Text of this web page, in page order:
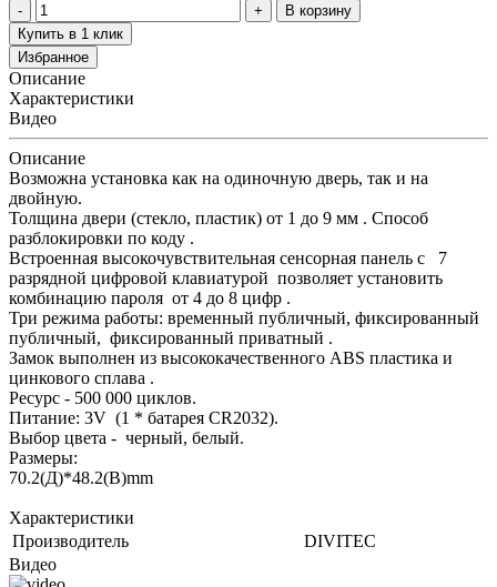
В корзину
Купить в 1 клик
Избранное
Описание
Характеристики
Видео
Описание
Возможна установка как на одиночную дверь, так и на
двойную.
Толщина двери (стекло, пластик) от 1 до 9 мм . Способ
разблокировки по коду .
Встроенная высокочувствительная сенсорная панель с 7
разрядной цифровой клавиатурой позволяет установить
комбинацию пароля от 4 до 8 цифр .
Три режима работы: временный публичный, фиксированный
публичный, фиксированный приватный .
Замок выполнен из высококачественного ABS пластика и
цинкового сплава .
Ресурс - 500 000 циклов.
Питание: 3V (1 * батарея CR2032).
Выбор цвета - черный, белый.
Размеры:
70.2(Д)*48.2(В)mm
Характеристики
Производитель
DIVITEC
Видео